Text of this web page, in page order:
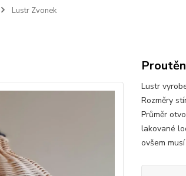
Lustr Zvonek
Lustr
Rozměry
Průměr
lakované
ovšem